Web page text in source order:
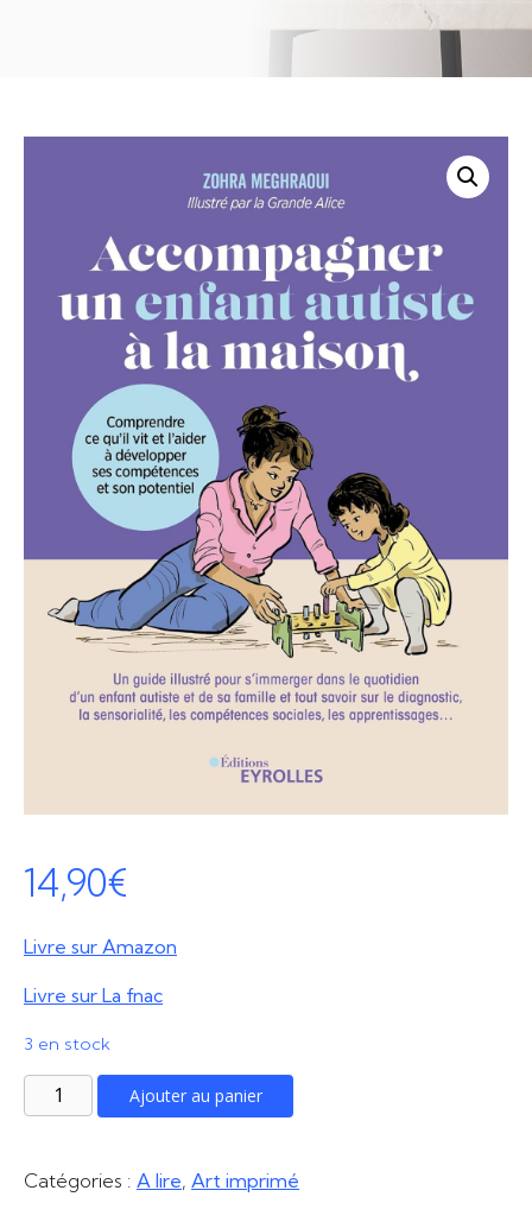
14,90€
Livre sur Amazon
Livre sur La fnac
3 en stock
quantité
de
un
Ajouter au panier
Catégories : A lire, Art imprimé